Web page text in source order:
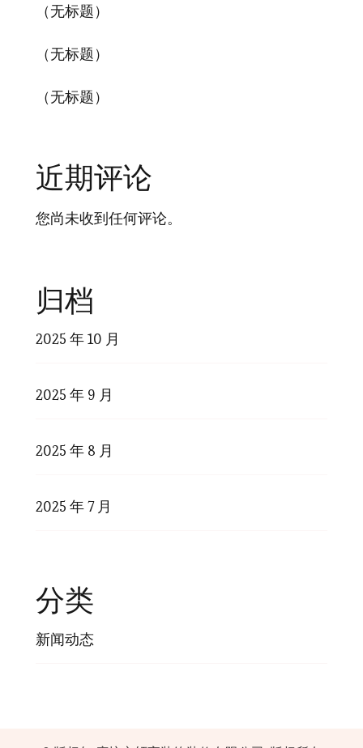
（无标题）
（无标题）
（无标题）
近期评论
您尚未收到任何评论。
归档
2025 年 10 月
2025 年 9 月
2025 年 8 月
2025 年 7 月
分类
新闻动态